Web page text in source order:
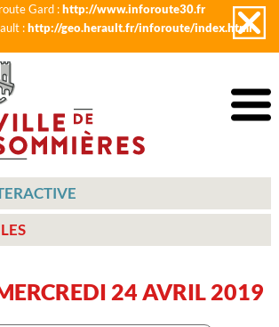
Gard :http://www.inforoute30.fr
:http://geo.herault.fr/inforoute/index.html
24 AVRIL 2019